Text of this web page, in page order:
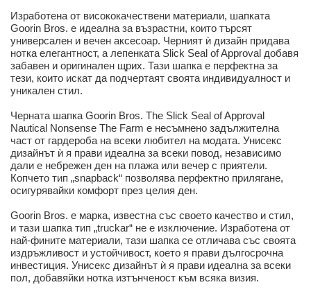
Изработена от висококачествени материали, шапката
Goorin Bros. е идеална за възрастни, които търсят
универсален и вечен аксесоар. Черният ѝ дизайн придава
нотка елегантност, а лепенката Slick Seal of Approval добавя
забавен и оригинален щрих. Тази шапка е перфектна за
тези, които искат да подчертаят своята индивидуалност и
уникален стил.
Черната шапка Goorin Bros. The Slick Seal of Approval
Nautical Nonsense The Farm е несъмнено задължителна
част от гардероба на всеки любител на модата. Унисекс
дизайнът ѝ я прави идеална за всеки повод, независимо
дали е небрежен ден на плажа или вечер с приятели.
Копчето тип „snapback“ позволява перфектно прилягане,
осигурявайки комфорт през целия ден.
Goorin Bros. е марка, известна със своето качество и стил,
и тази шапка тип „truckar“ не е изключение. Изработена от
най-фините материали, тази шапка се отличава със своята
издръжливост и устойчивост, което я прави дългосрочна
инвестиция. Унисекс дизайнът ѝ я прави идеална за всеки
пол, добавяйки нотка изтънченост към всяка визия.